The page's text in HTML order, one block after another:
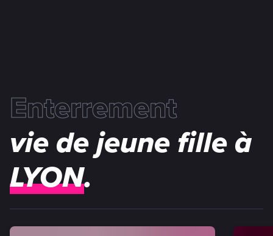
Enterrement
vie de jeune fille à
LYON.